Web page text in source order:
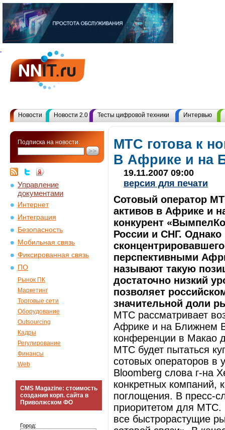
Новости Новости 2.0 Тесты цифровой техники Интервью
Подписка на новости:
Управление
документами
Интернет
Интеграция
Безопасность
Мобильная связь
Фиксированная связь
ПО
Рынок ПК
Маркетинг
Торговые сети
Оборудование
Outsourcing
Кадры
Регулирование
Финансы
Web
CMS Magazine: стоимость
создания корп. сайта в
Приволжском ФО
Город:
МТС готова к
В Африке и на
19.11.2007 09:00
версия для печати
Сотовый оператор
активов в Африке и
конкурент
России и СНГ.
перспективными
называют такую
достаточно низкий
позволяет
значительной доли
МТС рассматривает
Африке и на Ближнем
конференции в Макао
МТС будет пытаться
сотовых операторов в
Bloomberg слова г-на
конкретных компаний,
поглощения. В пресс-
приоритетом для МТС.
все быстрорастущие